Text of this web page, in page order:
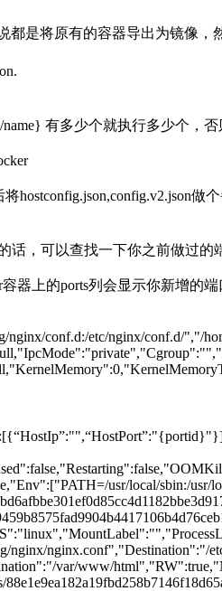
都是将原有的容器导出为镜像
有多少个就执行多少个
hostconfig.json,config.v2.json做个
，可以查找一下你之前做过
器上的ports列会显示你新增的端
nginx/conf.d:/etc/nginx/conf.d/
usr/local/sbin:/
nginx/
var/www/